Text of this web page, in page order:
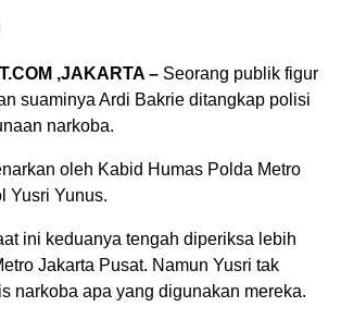
,JAKARTA – Seorang publik figur
suaminya Ardi Bakrie ditangkap polisi
narkoba.
oleh Kabid Humas Polda Metro
Yusri Yunus.
ini keduanya tengah diperiksa lebih
Jakarta Pusat. Namun Yusri tak
narkoba apa yang digunakan mereka.